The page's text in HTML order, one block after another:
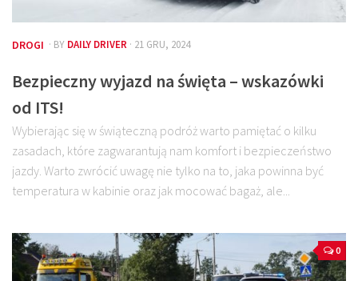
DROGI · BY DAILY DRIVER · 21 GRU, 2024
Bezpieczny wyjazd na święta – wskazówki
od ITS!
Wybierając się w świąteczną podróż warto pamiętać o kilku
zasadach, które zagwarantują nam komfort i bezpieczeństwo
jazdy. Warto zwrócić uwagę nie tylko na to, jaka powinna być
temperatura w kabinie oraz jak mocować bagaż, ale...
0